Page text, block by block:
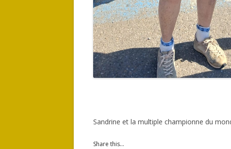
Sandrine et la multiple championne du
Share this...